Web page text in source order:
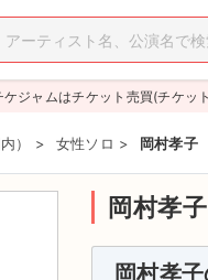
ケジャムはチケット売買(チケッ
） > 女性ソロ > 岡村孝子
岡村孝子
岡村孝